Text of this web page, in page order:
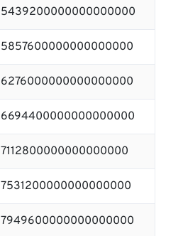
5439200000000000000
5857600000000000000
6276000000000000000
6694400000000000000
7112800000000000000
7531200000000000000
7949600000000000000